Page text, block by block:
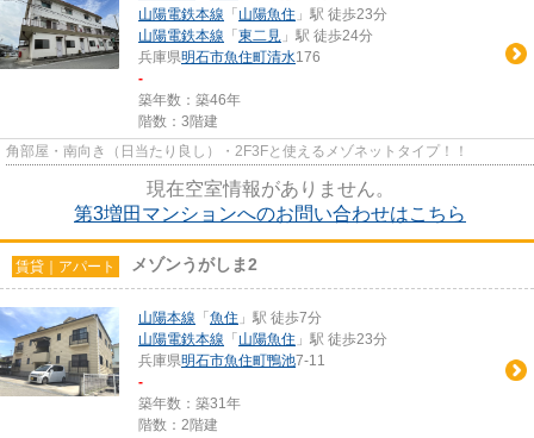
山陽電鉄本線 「 山陽魚住 」駅 徒歩23分
山陽電鉄本線 「 東二見 」駅 徒歩24分
兵庫県明石市魚住町清水176
-
築年数：築46年
階数：3階建
角部屋・南向き（日当たり良し）・2F3Fと使えるメゾネットタイプ！！
現在空室情報がありません。
第3増田マンションへのお問い合わせはこちら
賃貸｜アパート メゾンうがしま2
山陽本線 「 魚住 」駅 徒歩7分
山陽電鉄本線 「 山陽魚住 」駅 徒歩23分
兵庫県明石市魚住町鴨池7-11
-
築年数：築31年
階数：2階建